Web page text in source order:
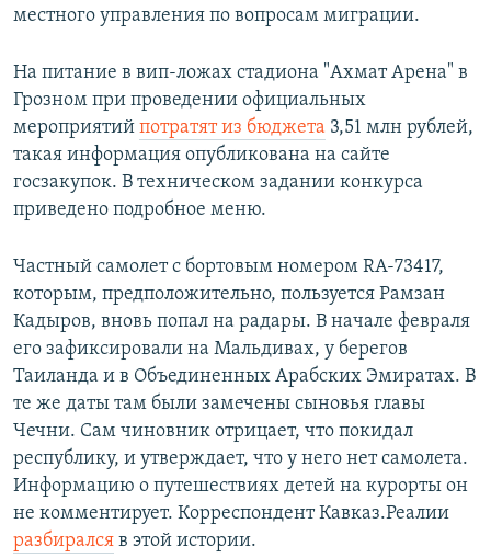
местного управления по вопросам миграции.
На питание в вип-ложах стадиона "Ахмат Арена" в
Грозном при проведении официальных
мероприятий потратят из бюджета 3,51 млн рублей,
такая информация опубликована на сайте
госзакупок. В техническом задании конкурса
приведено подробное меню.
Частный самолет с бортовым номером RA-73417,
которым, предположительно, пользуется Рамзан
Кадыров, вновь попал на радары. В начале февраля
его зафиксировали на Мальдивах, у берегов
Таиланда и в Объединенных Арабских Эмиратах. В
те же даты там были замечены сыновья главы
Чечни. Сам чиновник отрицает, что покидал
республику, и утверждает, что у него нет самолета.
Информацию о путешествиях детей на курорты он
не комментирует. Корреспондент Кавказ.Реалии
разбирался в этой истории.